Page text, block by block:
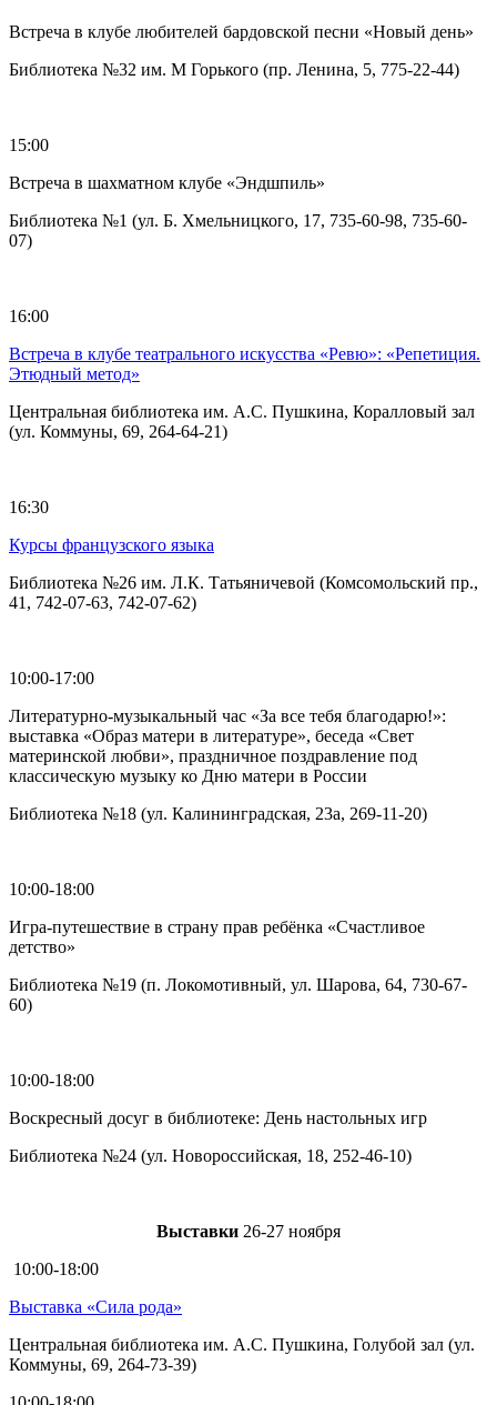
Встреча в клубе любителей бардовской песни «Новый день»
Библиотека №32 им. М Горького (пр. Ленина, 5, 775-22-44)
15:00
Встреча в шахматном клубе «Эндшпиль»
Библиотека №1 (ул. Б. Хмельницкого, 17, 735-60-98, 735-60-
07)
16:00
Встреча в клубе театрального искусства «Ревю»: «Репетиция.
Этюдный метод»
Центральная библиотека им. А.С. Пушкина, Коралловый зал
(ул. Коммуны, 69, 264-64-21)
16:30
Курсы французского языка
Библиотека №26 им. Л.К. Татьяничевой (Комсомольский пр.,
41, 742-07-63, 742-07-62)
10:00-17:00
Литературно-музыкальный час «За все тебя благодарю!»:
выставка «Образ матери в литературе», беседа «Свет
материнской любви», праздничное поздравление под
классическую музыку ко Дню матери в России
Библиотека №18 (ул. Калининградская, 23а, 269-11-20)
10:00-18:00
Игра-путешествие в страну прав ребёнка «Счастливое
детство»
Библиотека №19 (п. Локомотивный, ул. Шарова, 64, 730-67-
60)
10:00-18:00
Воскресный досуг в библиотеке: День настольных игр
Библиотека №24 (ул. Новороссийская, 18, 252-46-10)
Выставки 26-27 ноября
10:00-18:00
Выставка «Сила рода»
Центральная библиотека им. А.С. Пушкина, Голубой зал (ул.
Коммуны, 69, 264-73-39)